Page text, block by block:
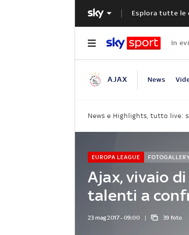
Esplora tutte le
In
AJAX News
News e Highlights, tutto live:
Ajax, vivaio
talenti a
EUROPA LEAGUE
23 mag 2017 - 09:00 39 foto